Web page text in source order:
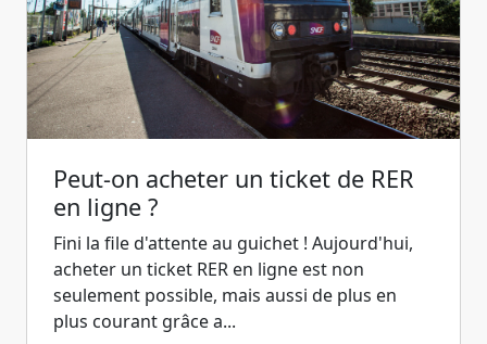
Peut-on acheter un ticket de RER
en ligne ?
Fini la file d'attente au guichet ! Aujourd'hui,
acheter un ticket RER en ligne est non
seulement possible, mais aussi de plus en
plus courant grâce a...